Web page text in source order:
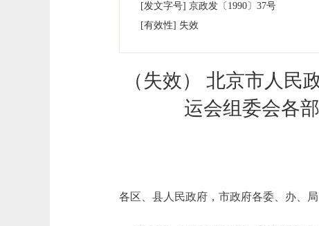
[发文字号] 京政发 〔1990〕 37号
[有效性] 失效
（失效） 北京市人民
运会组委会各
各区、县人民政府，市政府各委、办、